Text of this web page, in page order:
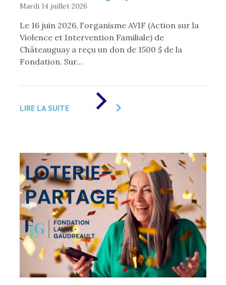
Mardi 14 juillet 2026
Le 16 juin 2026, l'organisme AVIF (Action sur la
Violence et Intervention Familiale) de
Châteauguay a reçu un don de 1500 $ de la
Fondation. Sur...
LIRE LA SUITELA
DE
CHÂTEAUGUAY
»